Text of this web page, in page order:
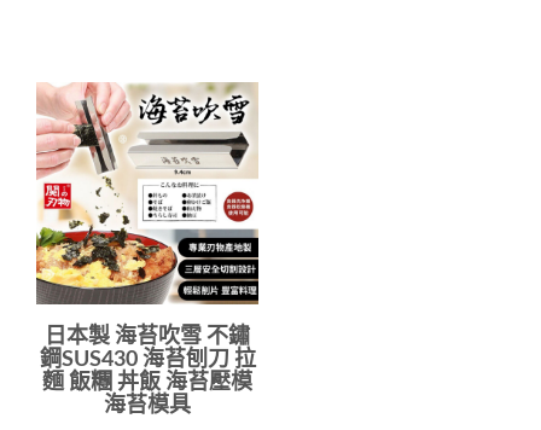
日本製 海苔吹雪 不鏽
鋼SUS430 海苔刨刀 拉
麵 飯糰 丼飯 海苔壓模
海苔模具